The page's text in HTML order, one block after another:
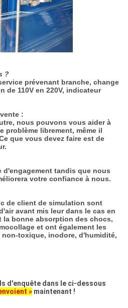
?
prévenant branche, change
de 110V en 220V, indicateur
:
nous pouvons vous aider à
problème librement, même il
que vous devez faire est de
d'engagement tandis que nous
votre confiance à nous.
de client de simulation sont
avant mis leur dans le cas en
la bonne absorption des chocs,
et ont également les
toxique, inodore, d'humidité,
d'enquête dans le ci-dessous
»maintenant !